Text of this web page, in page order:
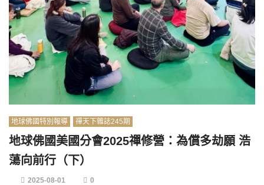
地球佛國特別報導 禪天下雜誌245期
地球佛國美國分會2025禪修營：為償多劫願 浩
蕩向前行（下）
2025-08-01 0